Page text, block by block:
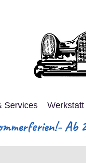
Services Werkstatt
Ab